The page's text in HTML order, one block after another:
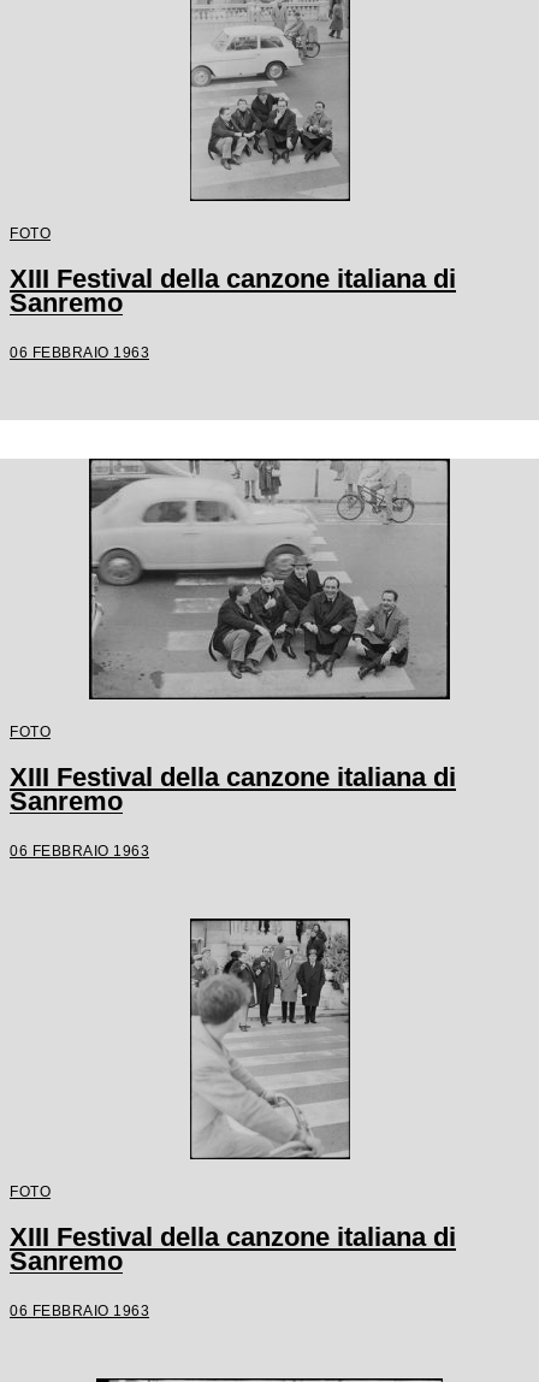
FOTO
XIII Festival della canzone italiana di
Sanremo
06 FEBBRAIO 1963
FOTO
XIII Festival della canzone italiana di
Sanremo
06 FEBBRAIO 1963
FOTO
XIII Festival della canzone italiana di
Sanremo
06 FEBBRAIO 1963